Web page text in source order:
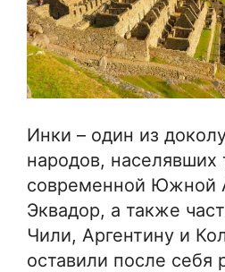
Инки – один из
народов, населявших
современной Южной
Эквадор, а также
Чили, Аргентину и
оставили после себя